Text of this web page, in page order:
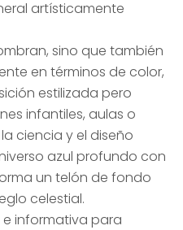
artísticamente
sino que también
en términos de color,
estilizada pero
infantiles, aulas o
ciencia y el diseño
azul profundo con
un telón de fondo
celestial.
informativa para